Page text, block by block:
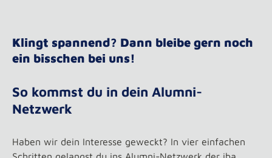
Klingt spannend? Dann bleibe gern noch
ein bisschen bei uns!
So kommst du in dein Alumni-
Netzwerk
Haben wir dein Interesse geweckt? In vier einfachen